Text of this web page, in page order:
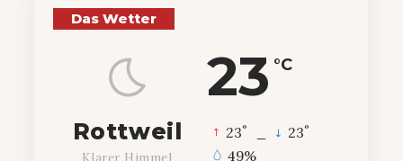
Das Wetter
23 °C
Rottweil
Klarer Himmel
23° 23°
49%